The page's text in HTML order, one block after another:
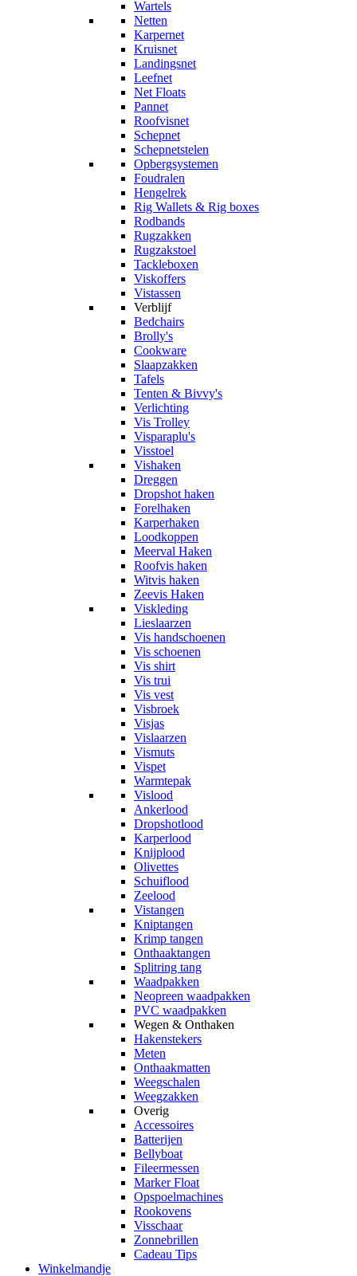
Wartels
Netten
Karpernet
Kruisnet
Landingsnet
Leefnet
Net Floats
Pannet
Roofvisnet
Schepnet
Schepnetstelen
Opbergsystemen
Foudralen
Hengelrek
Rig Wallets & Rig boxes
Rodbands
Rugzakken
Rugzakstoel
Tackleboxen
Viskoffers
Vistassen
Verblijf
Bedchairs
Brolly's
Cookware
Slaapzakken
Tafels
Tenten & Bivvy's
Verlichting
Vis Trolley
Visparaplu's
Visstoel
Vishaken
Dreggen
Dropshot haken
Forelhaken
Karperhaken
Loodkoppen
Meerval Haken
Roofvis haken
Witvis haken
Zeevis Haken
Viskleding
Lieslaarzen
Vis handschoenen
Vis schoenen
Vis shirt
Vis trui
Vis vest
Visbroek
Visjas
Vislaarzen
Vismuts
Vispet
Warmtepak
Vislood
Ankerlood
Dropshotlood
Karperlood
Knijplood
Olivettes
Schuiflood
Zeelood
Vistangen
Kniptangen
Krimp tangen
Onthaaktangen
Splitring tang
Waadpakken
Neopreen waadpakken
PVC waadpakken
Wegen & Onthaken
Hakenstekers
Meten
Onthaakmatten
Weegschalen
Weegzakken
Overig
Accessoires
Batterijen
Bellyboat
Fileermessen
Marker Float
Opspoelmachines
Rookovens
Visschaar
Zonnebrillen
Cadeau Tips
Winkelmandje